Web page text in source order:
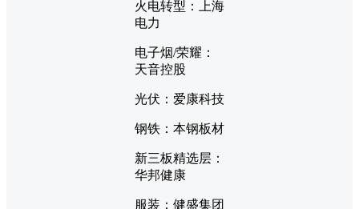
火电转型：上海
电力
电子烟/荣耀：
天音控股
光伏：爱康科技
钢铁：本钢板材
新三板精选层：
华邦健康
服装：健盛集团